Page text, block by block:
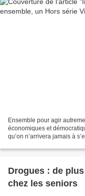
Ensemble pour agir
économiques et
qu’on n’arrivera jamais à
Drogues : de
chez les seniors